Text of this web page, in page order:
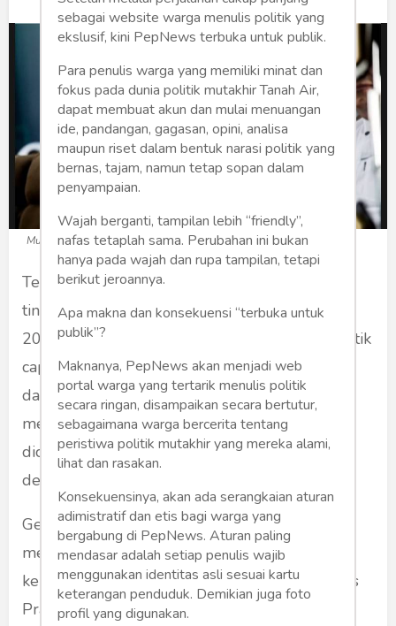
Wanita
Muhaimin Iskandar (Foto: tvonenews.com)
Terlepas dari kasus KPK yang sudah naik ke
tingkat penyidikan kasus kardus durian tahun
2012 sehingga Cak Imin butuh kendaraan politik
capres 2024 untuk menghindari penangkapan
dan gerak singkat Cak Imin justru
menghancurkan Anies Baswedan maka perlu
dicermati titik-titik kehancuran Anies tandem
dengan Cak Imin.
Gerak cepat Cak Imin menghianati Prabowo
membawa kerugian bagi Prabowo, lambannya
keputusan mengadopsi Cak Imin jadi cawapres
Prabowo karena sikap otoriter Prabowo
sebagai website warga menulis politik yang
ekslusif, kini PepNews terbuka untuk publik.
Para penulis warga yang memiliki minat dan
fokus pada dunia politik mutakhir Tanah Air,
dapat membuat akun dan mulai menuangan
ide, pandangan, gagasan, opini, analisa
maupun riset dalam bentuk narasi politik yang
bernas, tajam, namun tetap sopan dalam
penyampaian.
Wajah berganti, tampilan lebih “friendly”,
nafas tetaplah sama. Perubahan ini bukan
hanya pada wajah dan rupa tampilan, tetapi
berikut jeroannya.
Apa makna dan konsekuensi “terbuka untuk
publik”?
Maknanya, PepNews akan menjadi web
portal warga yang tertarik menulis politik
secara ringan, disampaikan secara bertutur,
sebagaimana warga bercerita tentang
peristiwa politik mutakhir yang mereka alami,
lihat dan rasakan.
Konsekuensinya, akan ada serangkaian aturan
adimistratif dan etis bagi warga yang
bergabung di PepNews. Aturan paling
mendasar adalah setiap penulis wajib
menggunakan identitas asli sesuai kartu
keterangan penduduk. Demikian juga foto
profil yang digunakan.